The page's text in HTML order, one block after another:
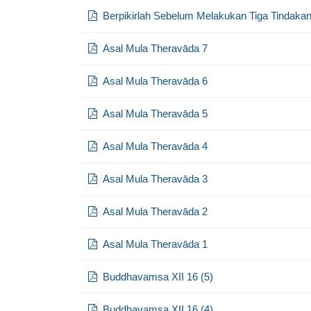
Berpikirlah Sebelum Melakukan Tiga
Asal Mula Theravāda 7
Asal Mula Theravāda 6
Asal Mula Theravāda 5
Asal Mula Theravāda 4
Asal Mula Theravāda 3
Asal Mula Theravāda 2
Asal Mula Theravāda 1
Buddhavamsa XII 16 (5)